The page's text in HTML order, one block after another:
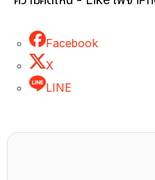
Facebook
X
LINE